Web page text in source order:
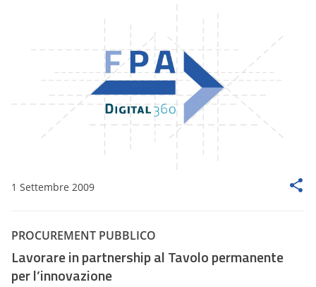
1 Settembre 2009
PROCUREMENT PUBBLICO
Lavorare in partnership al Tavolo permanente
per l’innovazione